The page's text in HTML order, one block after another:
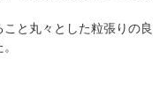
と丸々とした粒張りの良